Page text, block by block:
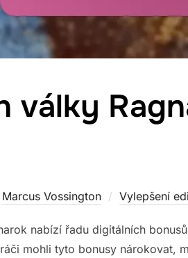
války
Marcus Vossington Vylepšení
nabízí řadu digitálních
mohli tyto bonusy nárokovat,